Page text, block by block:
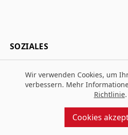
SOZIALES
Entworfen und gebaut von
angetrieben von
Wir verwenden Cookies, um
verbessern. Mehr
Richtlinie.
Cookies